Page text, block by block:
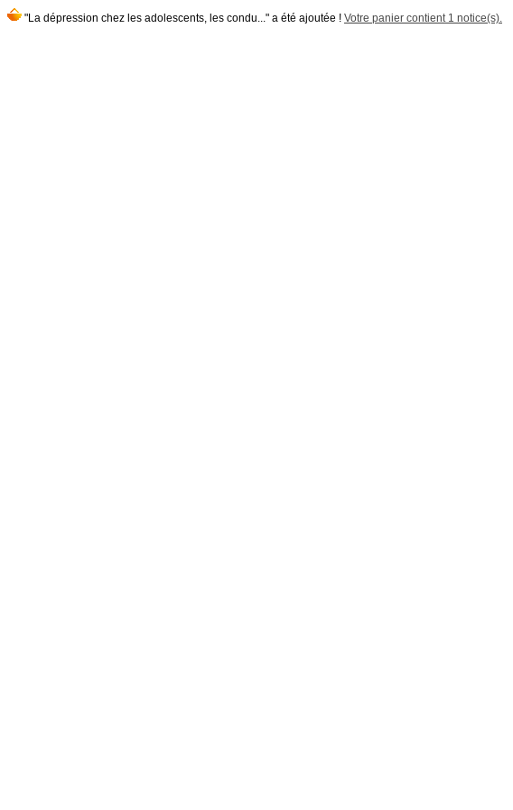
"La dépression chez les adolescents, les condu..." a été ajoutée ! Votre panier contient 1 notice(s).